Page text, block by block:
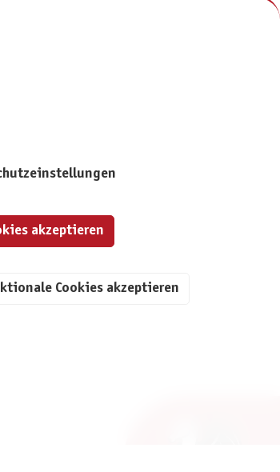
Cookies akzeptieren
akzeptieren